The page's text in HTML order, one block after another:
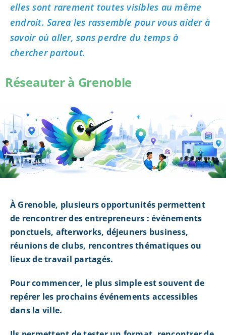
elles sont rarement toutes visibles au même
endroit. Sarea les rassemble pour vous aider à
savoir où aller, sans perdre du temps à
chercher partout.
Réseauter à Grenoble
À Grenoble, plusieurs opportunités permettent
de rencontrer des entrepreneurs : événements
ponctuels, afterworks, déjeuners business,
réunions de clubs, rencontres thématiques ou
lieux de travail partagés.
Pour commencer, le plus simple est souvent de
repérer les prochains événements accessibles
dans la ville.